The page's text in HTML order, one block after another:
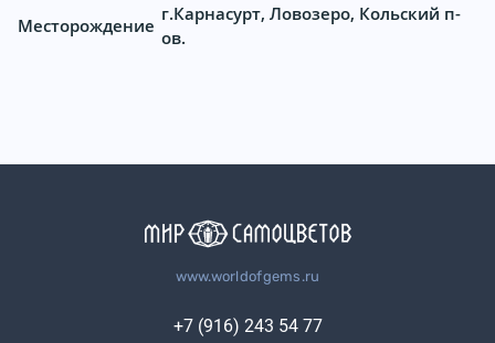
Месторождение
г.Карнасурт, Ловозеро, Кольский п-
ов.
www.worldofgems.ru
+7 (916) 243 54 77